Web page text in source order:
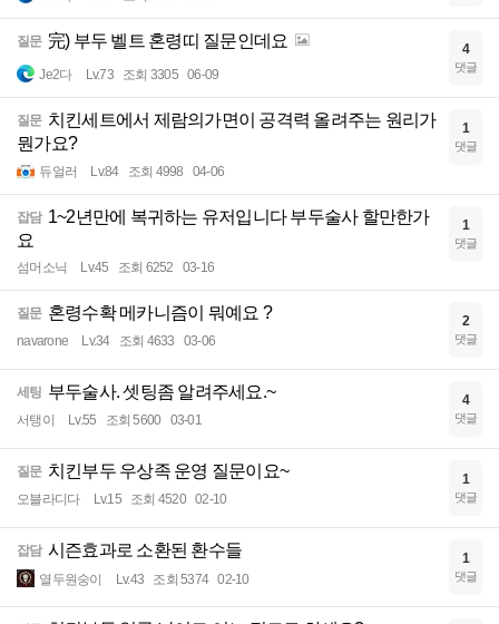
질문 完) 부두 벨트 혼령띠 질문인데요
Je2다 Lv.73 조회 3305 06-09
4
댓글
질문 치킨세트에서 제람의가면이 공격력 올려주는 원리가
뭔가요?
듀얼러 Lv.84 조회 4998 04-06
1
댓글
잡담 1~2년만에 복귀하는 유저입니다 부두술사 할만한가
요
섬머소닉 Lv.45 조회 6252 03-16
1
댓글
질문 혼령수확 메카니즘이 뭐예요 ?
navarone Lv.34 조회 4633 03-06
2
댓글
세팅 부두술사. 셋팅좀 알려주세요.~
서탱이 Lv.55 조회 5600 03-01
4
댓글
질문 치킨부두 우상족 운영 질문이요~
오블라디다 Lv.15 조회 4520 02-10
1
댓글
잡담 시즌효과로 소환된 환수들
열두원숭이 Lv.43 조회 5374 02-10
1
댓글